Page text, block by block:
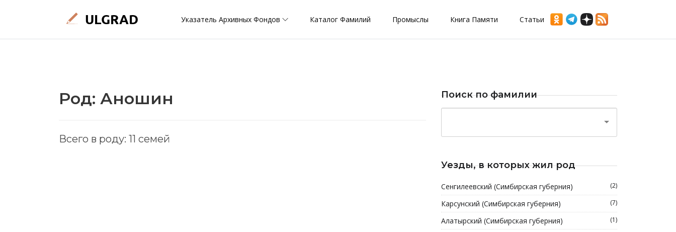
Указатель Архивных Фондов Каталог Фамилий Промыслы Книга Памяти Статьи
Род: Аношин
Всего в роду: 11 семей
Поиск по фамилии
Уезды, в которых жил род
Сенгилеевский (Симбирская губерния) (2)
Карсунский (Симбирская губерния) (7)
Алатырский (Симбирская губерния) (1)